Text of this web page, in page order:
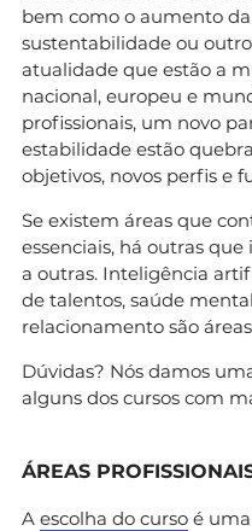
bem como o aumento
sustentabilidade ou
atualidade que estão a
nacional, europeu e
profissionais, um novo
estabilidade estão
objetivos, novos perfis e
Se existem áreas que
essenciais, há outras
a outras. Inteligência
de talentos, saúde
relacionamento são
Dúvidas? Nós damos
alguns dos cursos com
ÁREAS
A escolha do curso é